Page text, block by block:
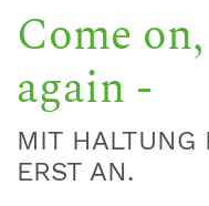
Come
again -
MIT HALTUNG
ERST AN.